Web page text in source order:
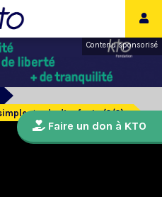
Contenu sponsorisé
garde d’enfants (2/2)
Faire un don à KTO